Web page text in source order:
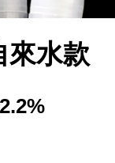
來水款